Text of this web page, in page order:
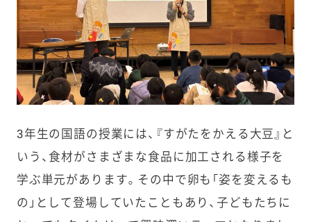
3年生の国語の授業には、『すがたをかえる大豆』と
いう、食材がさまざまな食品に加工される様子を
学ぶ単元があります。その中で卵も「姿を変えるも
の」として登場していたこともあり、子どもたちに